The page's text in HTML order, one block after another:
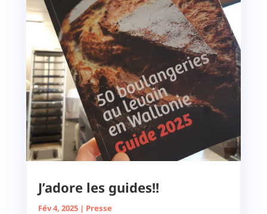
J’adore les guides!!
Fév 4, 2025| Presse